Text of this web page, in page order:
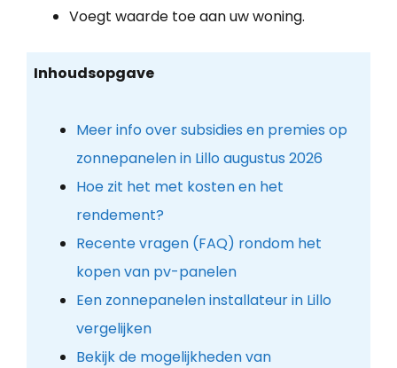
Voegt waarde toe aan uw woning.
Inhoudsopgave
Meer info over subsidies en premies op
zonnepanelen in Lillo augustus 2026
Hoe zit het met kosten en het
rendement?
Recente vragen (FAQ) rondom het
kopen van pv-panelen
Een zonnepanelen installateur in Lillo
vergelijken
Bekijk de mogelijkheden van